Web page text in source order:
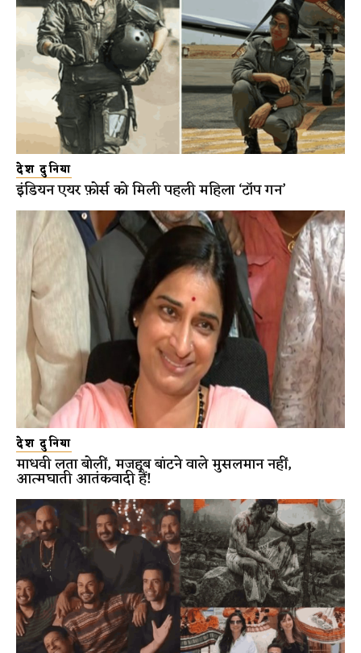
देश दुनिया
इंडियन एयर फ़ोर्स को मिली पहली महिला ‘टॉप गन’
देश दुनिया
माधवी लता बोलीं, मजहब बांटने वाले मुसलमान नहीं,
आत्मघाती आतंकवादी हैं!